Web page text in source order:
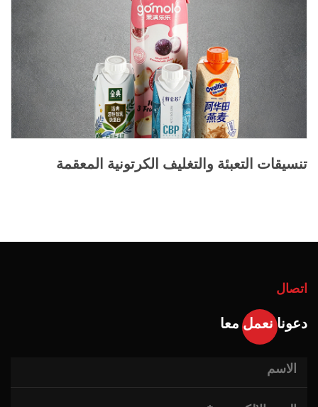
تنسيقات التعبئة والتغليف الكرتونية المعقمة
اتصال
دعونا نعمل معا